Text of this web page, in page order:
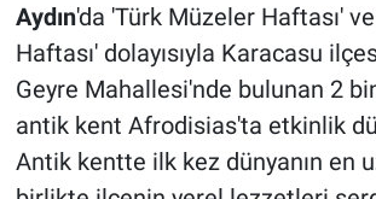
Aydın'da 'Türk Müzeler Haftası'
Haftası' dolayısıyla Karacasu
Geyre Mahallesi'nde bulunan 2
antik kent Afrodisias'ta etkinlik
Antik kentte ilk kez dünyanın en